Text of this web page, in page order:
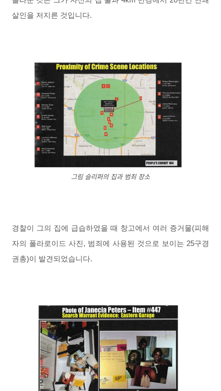
살인을 저지른 것입니다.
그림 슬리퍼의 집과 범죄 장소
경찰이 그의 집에 급습하였을 때 창고에서 여러 증거물(피해
자의 폴라로이드 사진, 범죄에 사용된 것으로 보이는 25구경
권총)이 발견되었습니다.